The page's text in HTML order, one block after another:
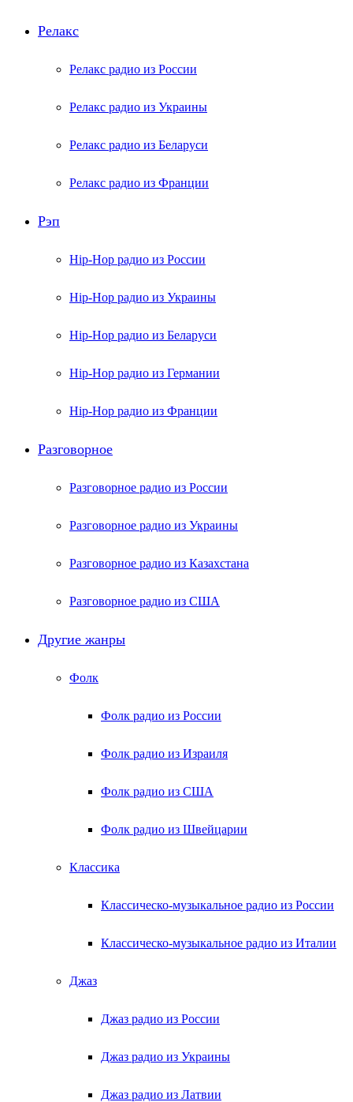
Релакс
Релакс радио из России
Релакс радио из Украины
Релакс радио из Беларуси
Релакс радио из Франции
Рэп
Hip-Hop радио из России
Hip-Hop радио из Украины
Hip-Hop радио из Беларуси
Hip-Hop радио из Германии
Hip-Hop радио из Франции
Разговорное
Разговорное радио из России
Разговорное радио из Украины
Разговорное радио из Казахстана
Разговорное радио из США
Другие жанры
Фолк
Фолк радио из России
Фолк радио из Израиля
Фолк радио из США
Фолк радио из Швейцарии
Классика
Классическо-музыкальное радио из России
Классическо-музыкальное радио из Италии
Джаз
Джаз радио из России
Джаз радио из Украины
Джаз радио из Латвии